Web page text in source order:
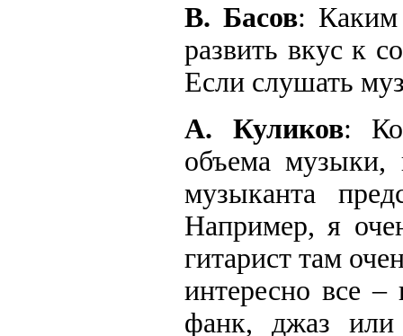
В. Басов:
развить вкус к
Если слушать
А. Куликов:
объема музыки,
музыканта
Например, я
гитарист там
интересно все –
фанк, джаз или